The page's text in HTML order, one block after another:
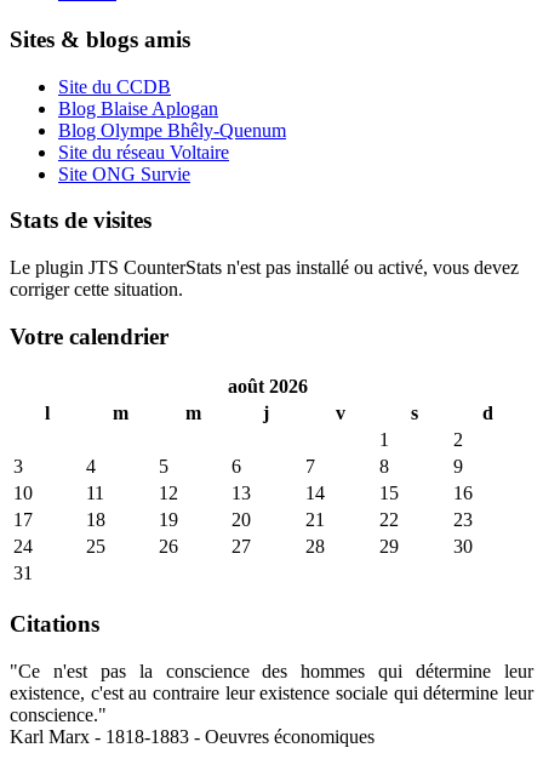
Sites & blogs amis
Site du CCDB
Blog Blaise Aplogan
Blog Olympe Bhêly-Quenum
Site du réseau Voltaire
Site ONG Survie
Stats de visites
Le plugin JTS CounterStats n'est pas installé ou activé, vous devez
corriger cette situation.
Votre calendrier
août 2026
l
m m j v s
d
1
2
3
4 5 6 7 8
9
10
11 12 13 14 15
16
17
18 19 20 21 22
23
24
25 26 27 28 29
30
31
Citations
"Ce n'est pas la conscience des hommes qui détermine leur
existence, c'est au contraire leur existence sociale qui détermine leur
conscience."
Karl Marx - 1818-1883 - Oeuvres économiques